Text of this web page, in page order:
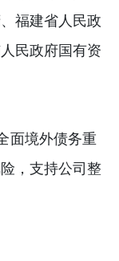
福建省人民政
民政府国有资
面境外债务重
，支持公司整